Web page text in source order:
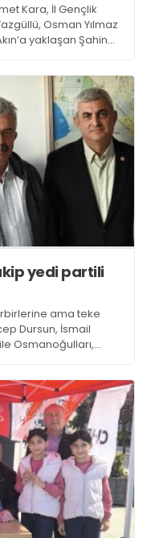
Kara, İl Gençlik
Osman Yılmaz
yaklaşan Şahin
yedi partili
ama teke
Dursun, İsmail
Osmanoğulları,